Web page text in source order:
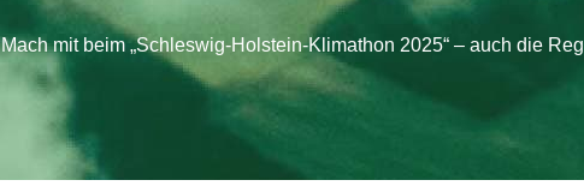
Mach mit beim „Schleswig-Holstein-Klimathon 2025“ – auch die